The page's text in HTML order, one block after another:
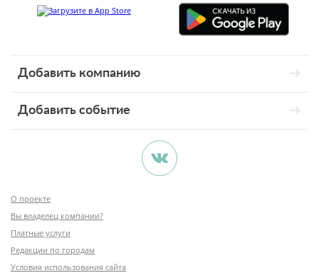
Добавить компанию
Добавить событие
О проекте
Вы владелец компании?
Платные услуги
Редакции по городам
Условия использования сайта